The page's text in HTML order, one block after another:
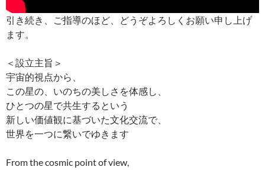
引き続き、ご指導のほど、どうぞよろしくお願い申し上げ
ます。
＜設立主旨＞
宇宙的視点から、
この星の、いのちの美しさを体感し、
ひとつの星で共生するという
新しい価値観に基づいた文化交流で、
世界を一つに繋いでゆきます
From the cosmic point of view,